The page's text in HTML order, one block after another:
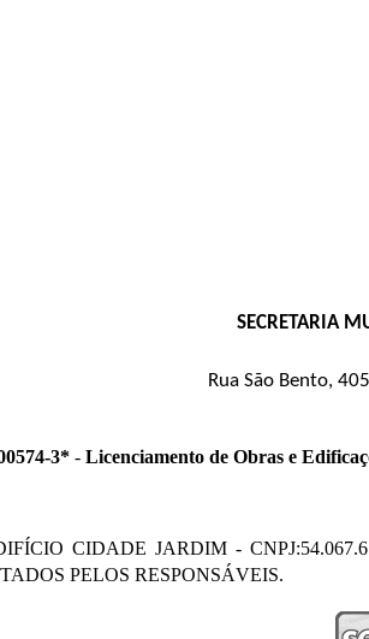
SECRETARIA
Rua São Bento,
3* -Licenciamento de Obras e
CIDADE JARDIM -
PELOS RESPONSÁVEIS.